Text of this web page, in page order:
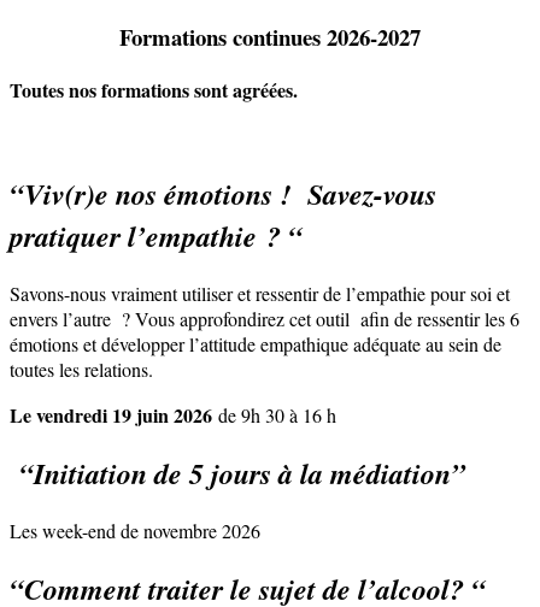
Formations continues 2026-2027
Toutes nos formations sont agréées.
“Viv(r)e nos émotions ! Savez-vous
pratiquer l’empathie ? “
Savons-nous vraiment utiliser et ressentir de l’empathie pour soi et
envers l’autre ? Vous approfondirez cet outil afin de ressentir les 6
émotions et développer l’attitude empathique adéquate au sein de
toutes les relations.
Le vendredi 19 juin 2026 de 9h 30 à 16 h
“Initiation de 5 jours à la médiation”
Les week-end de novembre 2026
“Comment traiter le sujet de l’alcool? “